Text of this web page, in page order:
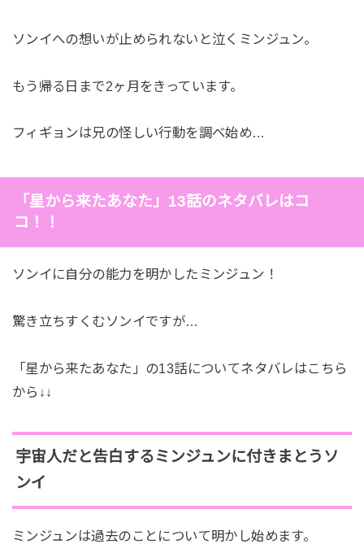
ソンイへの想いが止められないと泣くミンジュン。
もう帰る日まで2ヶ月をきっています。
フィギョンは兄の怪しい行動を調べ始め…
「星から来たあなた」13話のネタバレはコ
コ！！
ソンイに自分の能力を明かしたミンジュン！
驚き立ちすくむソンイですが…
「星から来たあなた」の13話についてネタバレはこちら
から↓↓
宇宙人だと告白するミンジュンに付きまとうソ
ンイ
ミンジュンは過去のことについて明かし始めます。